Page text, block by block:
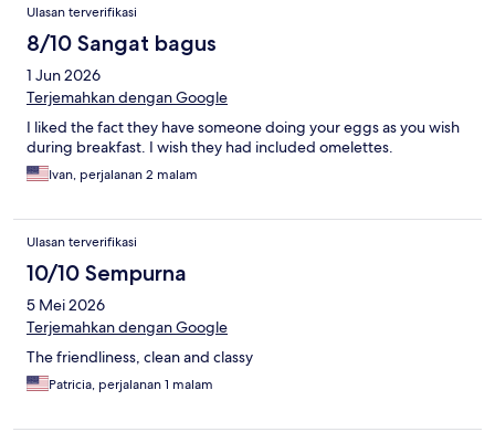
Ulasan terverifikasi
8/10 Sangat bagus
1 Jun 2026
Terjemahkan dengan Google
I liked the fact they have someone doing your eggs as you wish
during breakfast. I wish they had included omelettes.
Ivan, perjalanan 2 malam
Ulasan terverifikasi
10/10 Sempurna
5 Mei 2026
Terjemahkan dengan Google
The friendliness, clean and classy
Patricia, perjalanan 1 malam